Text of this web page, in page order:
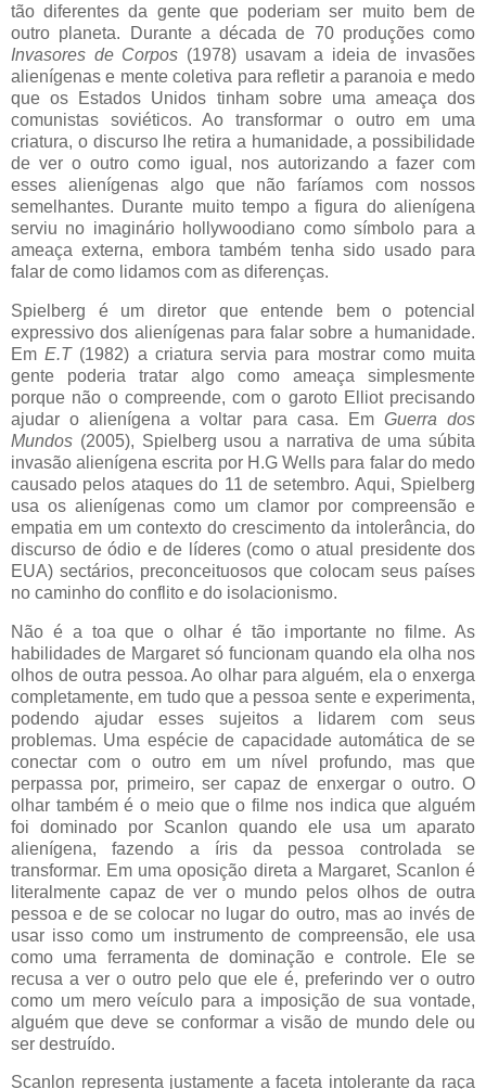
tão diferentes da gente que poderiam ser muito bem de
outro planeta. Durante a década de 70 produções como
Invasores de Corpos (1978) usavam a ideia de invasões
alienígenas e mente coletiva para refletir a paranoia e medo
que os Estados Unidos tinham sobre uma ameaça dos
comunistas soviéticos. Ao transformar o outro em uma
criatura, o discurso lhe retira a humanidade, a possibilidade
de ver o outro como igual, nos autorizando a fazer com
esses alienígenas algo que não faríamos com nossos
semelhantes. Durante muito tempo a figura do alienígena
serviu no imaginário hollywoodiano como símbolo para a
ameaça externa, embora também tenha sido usado para
falar de como lidamos com as diferenças.
Spielberg é um diretor que entende bem o potencial
expressivo dos alienígenas para falar sobre a humanidade.
EmE.T (1982) a criatura servia para mostrar como muita
gente poderia tratar algo como ameaça simplesmente
porque não o compreende, com o garoto Elliot precisando
ajudar o alienígena a voltar para casa. Em Guerra dos
Mundos (2005), Spielberg usou a narrativa de uma súbita
invasão alienígena escrita por H.G Wells para falar do medo
causado pelos ataques do 11 de setembro. Aqui, Spielberg
usa os alienígenas como um clamor por compreensão e
empatia em um contexto do crescimento da intolerância, do
discurso de ódio e de líderes (como o atual presidente dos
EUA) sectários, preconceituosos que colocam seus países
no caminho do conflito e do isolacionismo.
Não é a toa que o olhar é tão importante no filme. As
habilidades de Margaret só funcionam quando ela olha nos
olhos de outra pessoa. Ao olhar para alguém, ela o enxerga
completamente, em tudo que a pessoa sente e experimenta,
podendo ajudar esses sujeitos a lidarem com seus
problemas. Uma espécie de capacidade automática de se
conectar com o outro em um nível profundo, mas que
perpassa por, primeiro, ser capaz de enxergar o outro. O
olhar também é o meio que o filme nos indica que alguém
foi dominado por Scanlon quando ele usa um aparato
alienígena, fazendo a íris da pessoa controlada se
transformar. Em uma oposição direta a Margaret, Scanlon é
literalmente capaz de ver o mundo pelos olhos de outra
pessoa e de se colocar no lugar do outro, mas ao invés de
usar isso como um instrumento de compreensão, ele usa
como uma ferramenta de dominação e controle. Ele se
recusa a ver o outro pelo que ele é, preferindo ver o outro
como um mero veículo para a imposição de sua vontade,
alguém que deve se conformar a visão de mundo dele ou
ser destruído.
Scanlon representa justamente a faceta intolerante da raça